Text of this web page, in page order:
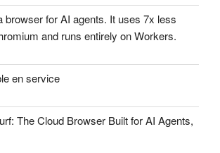
browser for AI agents. It uses 7x less
and runs entirely on Workers.
en service
The Cloud Browser Built for AI Agents,